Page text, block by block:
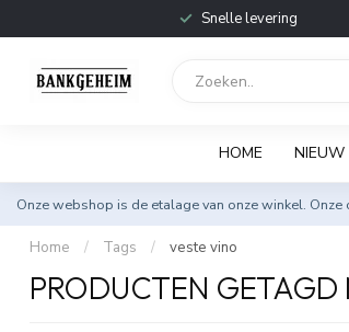
Snelle levering
HOME NIEUW
Onze webshop is de etalage van onze winkel.
Home / Tags / veste vino
PRODUCTEN GETAGD